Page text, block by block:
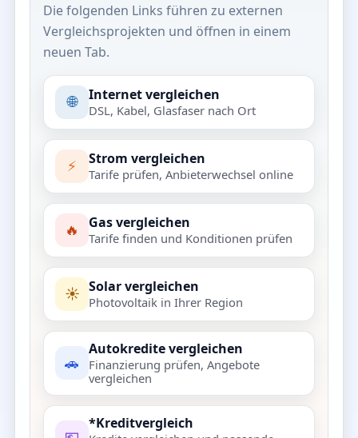
Die folgenden Links führen zu externen
Vergleichsprojekten und öffnen in einem
neuen Tab.
🌐 Internet vergleichen
DSL, Kabel, Glasfaser nach Ort
⚡ Strom vergleichen
Tarife prüfen, Anbieterwechsel online
🔥 Gas vergleichen
Tarife finden und Konditionen prüfen
☀️ Solar vergleichen
Photovoltaik in Ihrer Region
🚗
Autokredite vergleichen
Finanzierung prüfen, Angebote
vergleichen
*Kreditvergleich